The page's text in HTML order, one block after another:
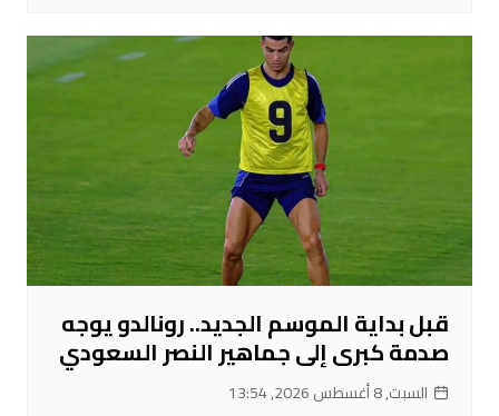
قبل بداية الموسم الجديد.. رونالدو يوجه
صدمة كبرى إلى جماهير النصر السعودي
السبت, 8 أغسطس 2026, 13:54